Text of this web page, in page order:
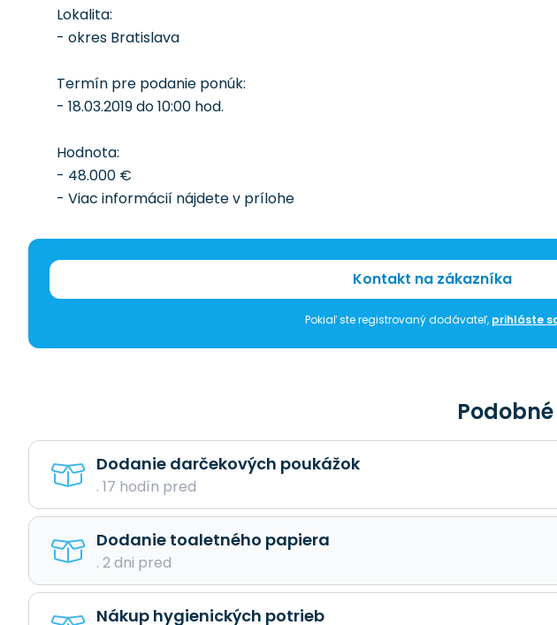
Lokalita:
- okres Bratislava
Termín pre podanie ponúk:
- 18.03.2019 do 10:00 hod.
Hodnota:
- 48.000 €
- Viac informácií nájdete v prílohe
Kontakt na zákazníka
Pokiaľ ste registrovaný dodávateľ, prihláste
Dodanie darčekových poukážok
. 17 hodín pred
Dodanie toaletného papiera
. 2 dni pred
Nákup hygienických potrieb